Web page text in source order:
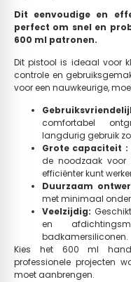
Dit eenvoudige en
perfect om snel en
600 ml patronen.
Dit pistool is ideaal voor
controle en
voor een nauwkeurige,
comfortabel
langdurig gebruik
Grote capaciteit :
de noodzaak voor
efficiënter kunt
Duurzaam
met minimaal
Veelzijdig:
en
badkamersiliconen.
Kies het 600 ml
professionele projecten
moet aanbrengen.